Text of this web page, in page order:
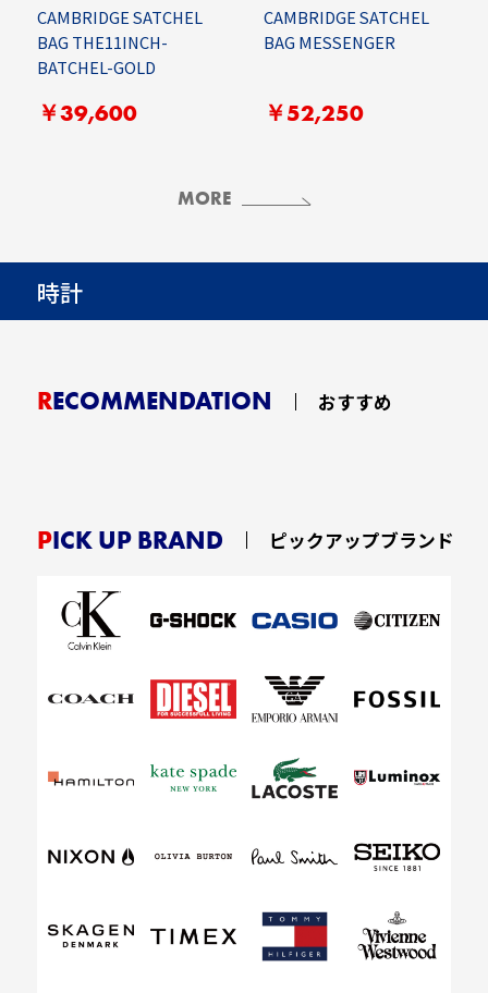
CAMBRIDGE SATCHEL
BAG THE11INCH-
BATCHEL-GOLD
￥39,600
CAMBRIDGE SATCHEL
BAG MESSENGER
￥52,250
MORE
時計
RECOMMENDATION おすすめ
PICK UP BRAND ピックアップブランド